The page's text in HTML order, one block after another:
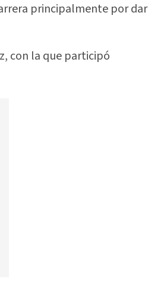
principalmente por dar
con la que participó